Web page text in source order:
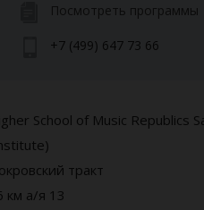
Посмотреть программы
+7 (499) 647 73 66
School of Music Republics
тракт
км а/я 13